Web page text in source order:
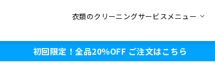
衣類のクリーニングサービスメニュー
初回限定！全品20％OFF ご注文はこちら